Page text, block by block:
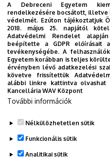
2026. augusztus 7.
Univerzum: A
titkos receptjei
KUTATÁS TUDOMÁNY
A Debreceni Egyetem
rendelkezésére bocsátott, illetve
védelmét. Ezúton tájékoztatjuk
2018. május 25. napjától
Adatvédelmi Rendelet
beépítette a GDPR előírásait
tevékenységébe. A
Egyetem korábban is teljes
érvényben lévő adatkezelési
követve frissítettük
alábbi linkre kattintva
Kancellária WAV Központ
További információk
Nélkülözhetetlen sütik
Funkcionális sütik
Analitikai sütik